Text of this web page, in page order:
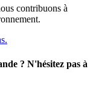
contribuons à
? N'hésitez pas à